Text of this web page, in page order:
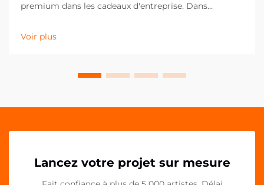
premium dans les cadeaux d'entreprise. Dans
promotionnel, les entreprises recherchent
continuellement des moyens innovants de marquer
Voir plus
Lancez votre projet sur mesure